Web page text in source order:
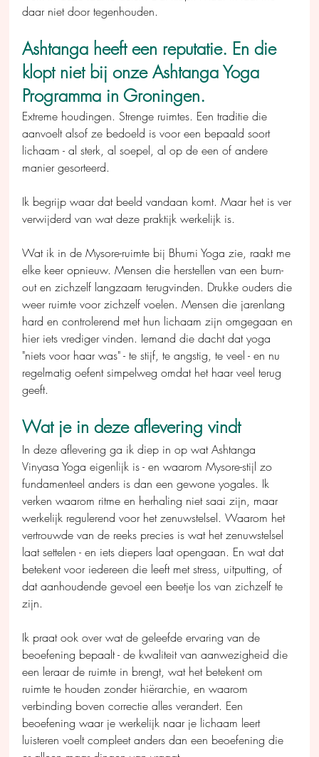
daar niet door tegenhouden.
Ashtanga heeft een reputatie. En die
klopt niet bij onze Ashtanga Yoga
Programma in Groningen.
Extreme houdingen. Strenge ruimtes. Een traditie die
aanvoelt alsof ze bedoeld is voor een bepaald soort
lichaam - al sterk, al soepel, al op de een of andere
manier gesorteerd.
Ik begrijp waar dat beeld vandaan komt. Maar het is ver
verwijderd van wat deze praktijk werkelijk is.
Wat ik in de Mysore-ruimte bij Bhumi Yoga zie, raakt me
elke keer opnieuw. Mensen die herstellen van een burn-
out en zichzelf langzaam terugvinden. Drukke ouders die
weer ruimte voor zichzelf voelen. Mensen die jarenlang
hard en controlerend met hun lichaam zijn omgegaan en
hier iets vrediger vinden. Iemand die dacht dat yoga
"niets voor haar was" - te stijf, te angstig, te veel - en nu
regelmatig oefent simpelweg omdat het haar veel terug
geeft.
Wat je in deze aflevering vindt
In deze aflevering ga ik diep in op wat Ashtanga
Vinyasa Yoga eigenlijk is - en waarom Mysore-stijl zo
fundamenteel anders is dan een gewone yogales. Ik
verken waarom ritme en herhaling niet saai zijn, maar
werkelijk regulerend voor het zenuwstelsel. Waarom het
vertrouwde van de reeks precies is wat het zenuwstelsel
laat settelen - en iets diepers laat opengaan. En wat dat
betekent voor iedereen die leeft met stress, uitputting, of
dat aanhoudende gevoel een beetje los van zichzelf te
zijn.
Ik praat ook over wat de geleefde ervaring van de
beoefening bepaalt - de kwaliteit van aanwezigheid die
een leraar de ruimte in brengt, wat het betekent om
ruimte te houden zonder hiërarchie, en waarom
verbinding boven correctie alles verandert. Een
beoefening waar je werkelijk naar je lichaam leert
luisteren voelt compleet anders dan een beoefening die